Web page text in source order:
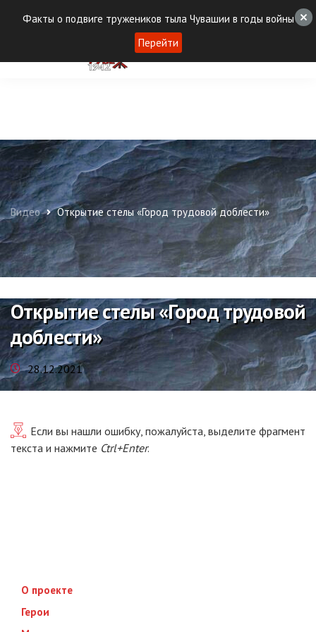
Видео Открытие стелы «Город трудовой доблести»
Открытие стелы «Город трудовой
доблести»
28.12.2021
Если вы нашли ошибку, пожалуйста, выделите фрагмент
текста и нажмите Ctrl+Enter.
О проекте
Герои
Факты о подвиге тружеников тыла Чувашии в годы войны
Перейти